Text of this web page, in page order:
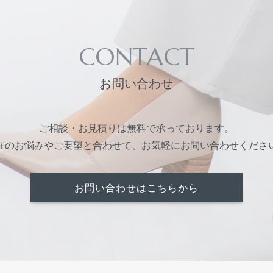
CONTACT
お問い合わせ
ご相談・お見積りは無料で承っております。
のお悩みやご要望と合わせて、お気軽にお問い合わせくださ
お問い合わせはこちらから